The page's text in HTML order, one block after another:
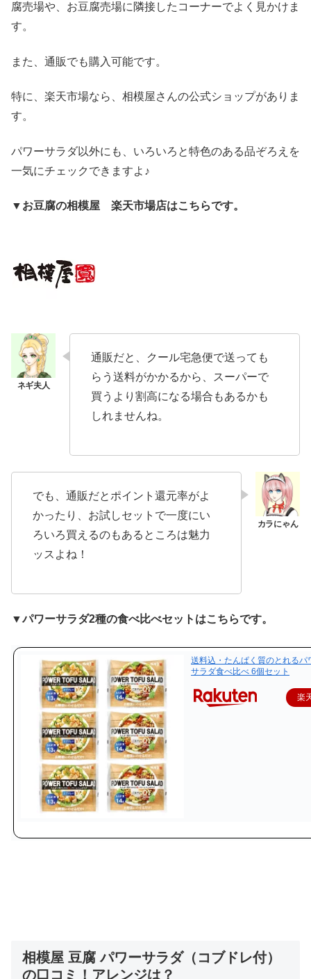
腐売場や、お豆腐売場に隣接したコーナーでよく見かけま
す。
また、通販でも購入可能です。
特に、楽天市場なら、相模屋さんの公式ショップがありま
す。
パワーサラダ以外にも、いろいろと特色のある品ぞろえを
一気にチェックできますよ♪
▼お豆腐の相模屋 楽天市場店はこちらです。
通販だと、クール宅急便で送っても
らう送料がかかるから、スーパーで
買うより割高になる場合もあるかも
しれませんね。
でも、通販だとポイント還元率がよ
かったり、お試しセットで一度にい
ろいろ買えるのもあるところは魅力
ッスよね！
▼パワーサラダ2種の食べ比べセットはこちらです。
送料込・たんぱく質のとれるパ
サラダ食べ比べ 6個セット
楽
相模屋 豆腐 パワーサラダ（コブドレ付）
の口コミ！アレンジは？